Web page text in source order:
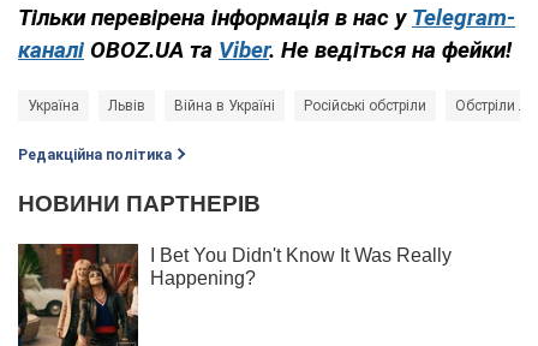
Тільки перевірена інформація в нас у Telegram-
каналі OBOZ.UA та Viber. Не ведіться на фейки!
Україна Львів Війна в Україні Російські обстріли Обстріли
Редакційна політика